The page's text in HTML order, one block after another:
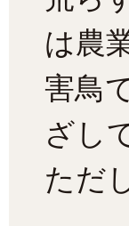
は農
害鳥
ざし
ただ